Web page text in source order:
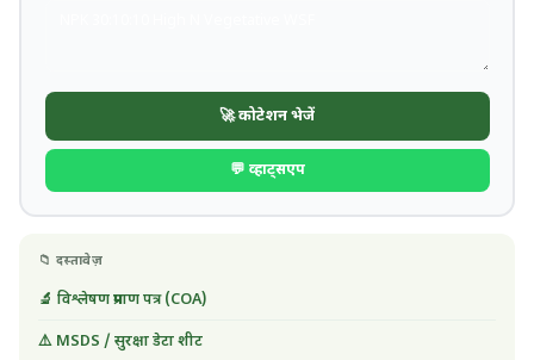
🚀 कोटेशन भेजें
💬 व्हाट्सएप
📁 दस्तावेज़
🔬 विश्लेषण प्रमाण पत्र (COA)
⚠️ MSDS / सुरक्षा डेटा शीट